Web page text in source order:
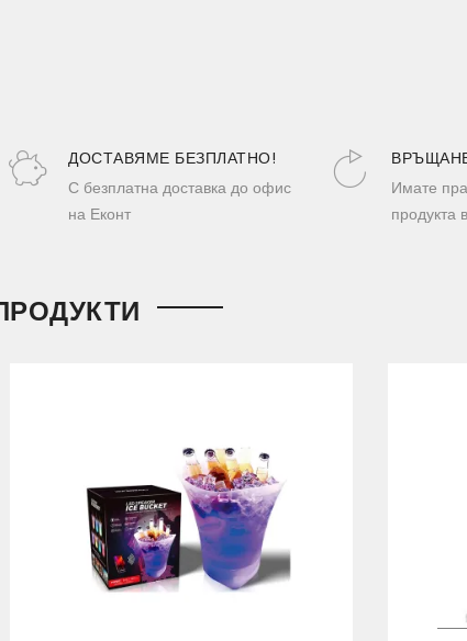
ДОСТАВЯМЕ БЕЗПЛАТНО!
С безплатна доставка до офис
на Еконт
Имате
продукта